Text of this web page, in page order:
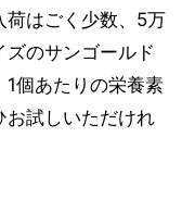
荷はごく少数、5万
のサンゴールド
個あたりの栄養素
お試しいただけれ